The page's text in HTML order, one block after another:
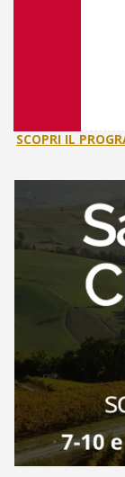
SCOPRI IL